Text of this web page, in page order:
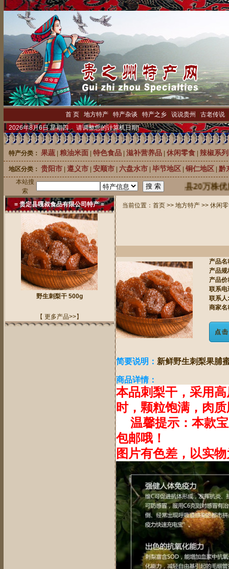
首 页 地方特产 特产杂谈 特产之乡 说说贵州 古老传说
2026年8月6日 星期四 请调整您的计算机日期!
特产分类： 果蔬 粮油米面 特色食品 滋补营养品 休闲零食 辣椒系列
地区分类： 贵阳市 遵义市 安顺市 六盘水市 毕节地区 铜仁地区 黔
本站搜
索
中国刺梨之乡龙里县20万株优质刺梨苗
= 贵定县嘎叔食品有限公司特产 =
野生刺梨干 500g
【 更多产品>>】
当前位置： 首页 >> 地方特产 >> 休闲
产品名
产品规
产品价
联系电
联系人:
商家名
点
简要说明： 新鲜野生刺梨果脯
商品详情：
本品刺梨干，采用
时，颗粒饱满，肉
温馨提示：本款宝
包邮哦！
图片有色差，以实